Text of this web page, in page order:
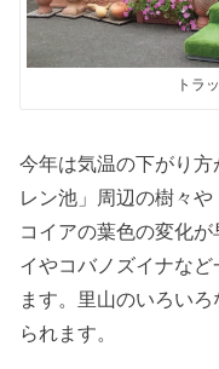
トラ
今年は気温の下がり
レン池」周辺の樹々
コイアの葉色の変化
イやコバノズイナな
ます。里山のいろい
られます。